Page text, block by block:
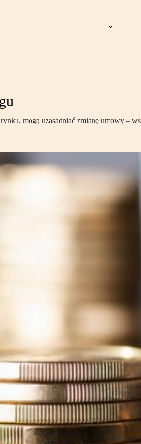
mogą uzasadniać zmianę umowy –